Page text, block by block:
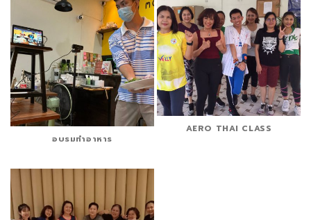
AERO THAI CLASS
อบรมทำอาหาร